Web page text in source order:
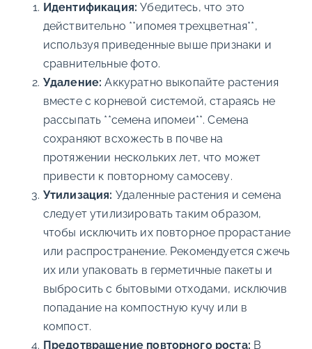
Идентификация: Убедитесь, что это
действительно **ипомея трехцветная**,
используя приведенные выше признаки и
сравнительные фото.
Удаление: Аккуратно выкопайте растения
вместе с корневой системой, стараясь не
рассыпать **семена ипомеи**. Семена
сохраняют всхожесть в почве на
протяжении нескольких лет, что может
привести к повторному самосеву.
Утилизация: Удаленные растения и семена
следует утилизировать таким образом,
чтобы исключить их повторное прорастание
или распространение. Рекомендуется сжечь
их или упаковать в герметичные пакеты и
выбросить с бытовыми отходами, исключив
попадание на компостную кучу или в
компост.
Предотвращение повторного роста: В